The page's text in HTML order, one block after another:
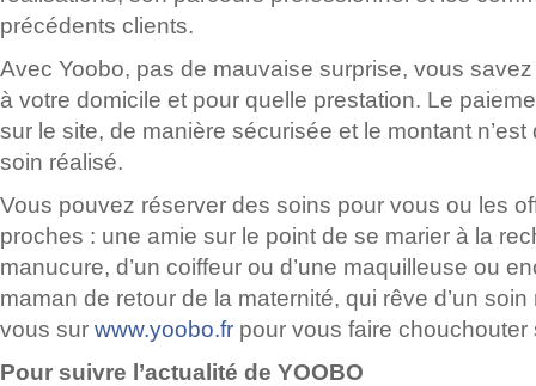
précédents clients.
Avec Yoobo, pas de mauvaise surprise, vous
à votre domicile et pour quelle prestation. Le
sur le site, de manière sécurisée et le montant n’est
soin réalisé.
Vous pouvez réserver des soins pour vous ou les
proches : une amie sur le point de se marier à la
manucure, d’un coiffeur ou d’une maquilleuse ou
maman de retour de la maternité, qui rêve d’un
vous sur www.yoobo.fr pour vous faire
Pour suivre l’actualité de YOOBO